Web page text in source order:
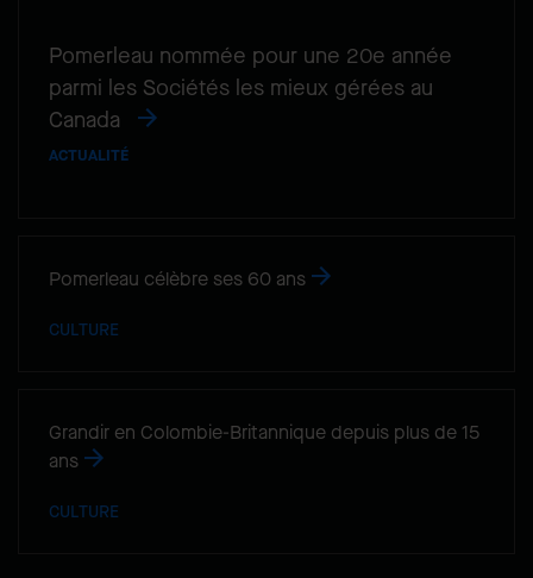
Pomerleau nommée pour une 20e année
parmi les Sociétés les mieux gérées au
Canada
ACTUALITÉ
Pomerleau célèbre ses 60 ans
CULTURE
Grandir en Colombie-Britannique depuis plus de 15
ans
CULTURE